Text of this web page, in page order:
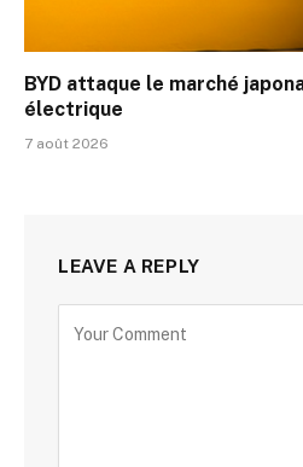
BYD attaque le marché
électrique
7 août 2026
LEAVE A REPLY